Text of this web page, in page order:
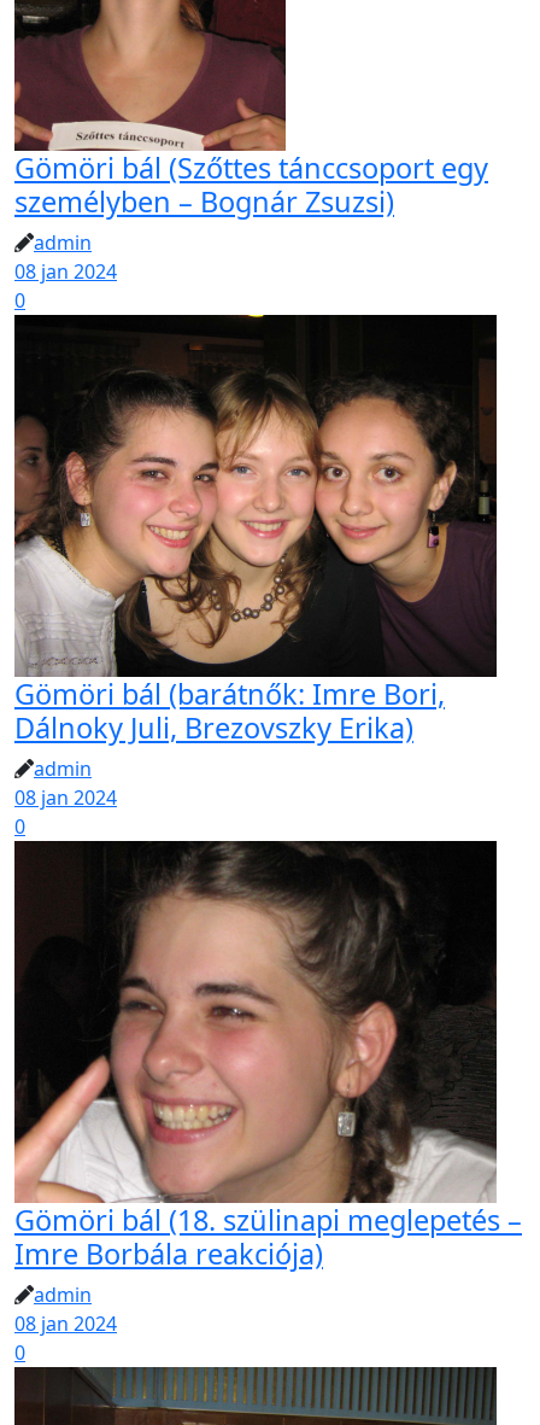
Gömöri bál (Szőttes tánccsoport egy
személyben – Bognár Zsuzsi)
admin
08 jan 2024
0
Gömöri bál (barátnők: Imre Bori,
Dálnoky Juli, Brezovszky Erika)
admin
08 jan 2024
0
Gömöri bál (18. szülinapi meglepetés –
Imre Borbála reakciója)
admin
08 jan 2024
0